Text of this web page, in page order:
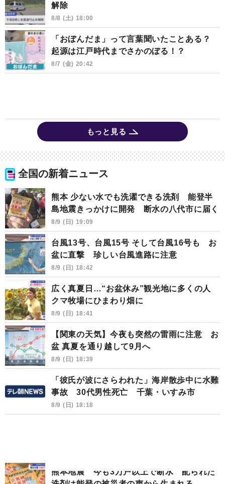
解除
8/8 (土) 18:00
「おぼんだま」って言葉聞いたことある？
起源は江戸時代までさかのぼる！？
8/7 (金) 20:42
もっと見る
全国の新着ニュース
熊本 少ない水でも洗濯できる洗剤 能登半
島地震きっかけに開発 断水の八代市に届く
8/9 (日) 19:09
台風13号、台風15号 そして台風16号も お
盆に直撃 珍しい台風進路に注意
8/9 (日) 18:42
広く真夏日…“お盆休み”観光地に多くの人
クマ牧場にひまわり畑に
8/9 (日) 18:41
【関東の天気】今夜も突然の雷雨に注意 お
盆 真夏を通り越して9月へ
8/9 (日) 18:39
「彼氏が波にさらわれた」海岸散歩中に水難
事故 30代男性死亡 千葉・いすみ市
8/9 (日) 18:18
熊本地震 今も3万戸以上で断水 配られた